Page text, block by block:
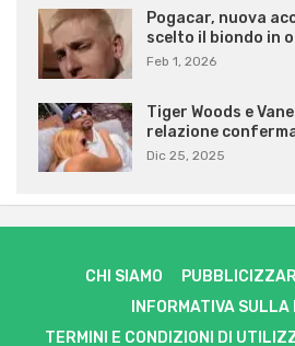
Pogacar, nuova
scelto il biondo in
Feb 1, 2026
Tiger Woods e
relazione
Dic 25, 2025
CHI SIAMO
INFORMATIVA SULLA
TERMINI E CONDIZIONI DI